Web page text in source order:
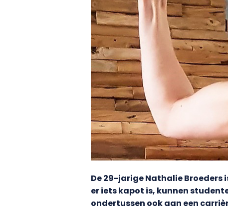
De 29-jarige Nathalie Broeders
er iets kapot is, kunnen
ondertussen ook aan een